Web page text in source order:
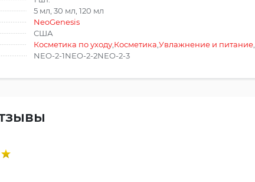
5 мл, 30 мл, 120 мл
NeoGenesis
США
Косметика по уходу,Косметика,Увлажнение и питание,
NEO-2-1NEO-2-2NEO-2-3